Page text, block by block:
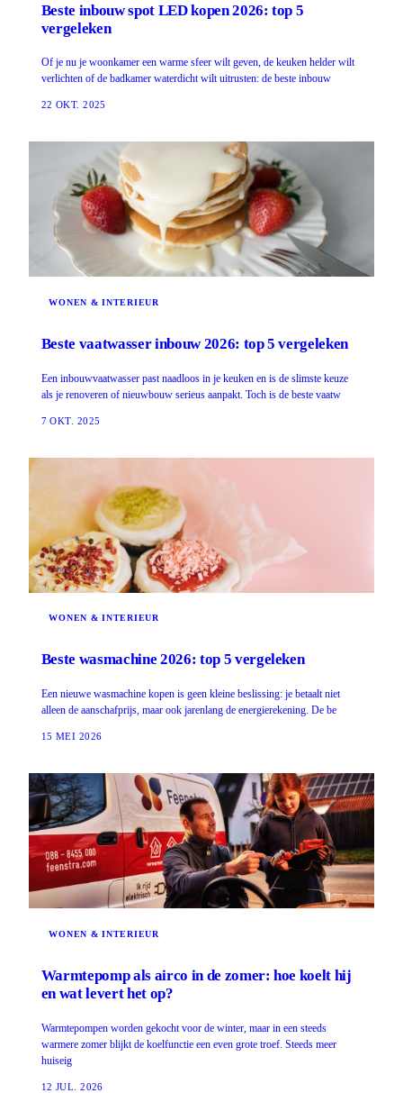
Beste inbouw spot LED kopen 2026: top 5
vergeleken
Of je nu je woonkamer een warme sfeer wilt geven, de keuken helder wilt
verlichten of de badkamer waterdicht wilt uitrusten: de beste inbouw
22 OKT. 2025
WONEN & INTERIEUR
Beste vaatwasser inbouw 2026: top 5 vergeleken
Een inbouwvaatwasser past naadloos in je keuken en is de slimste keuze
als je renoveren of nieuwbouw serieus aanpakt. Toch is de beste vaatw
7 OKT. 2025
WONEN & INTERIEUR
Beste wasmachine 2026: top 5 vergeleken
Een nieuwe wasmachine kopen is geen kleine beslissing: je betaalt niet
alleen de aanschafprijs, maar ook jarenlang de energierekening. De be
15 MEI 2026
WONEN & INTERIEUR
Warmtepomp als airco in de zomer: hoe koelt hij
en wat levert het op?
Warmtepompen worden gekocht voor de winter, maar in een steeds
warmere zomer blijkt de koelfunctie een even grote troef. Steeds meer
huiseig
12 JUL. 2026